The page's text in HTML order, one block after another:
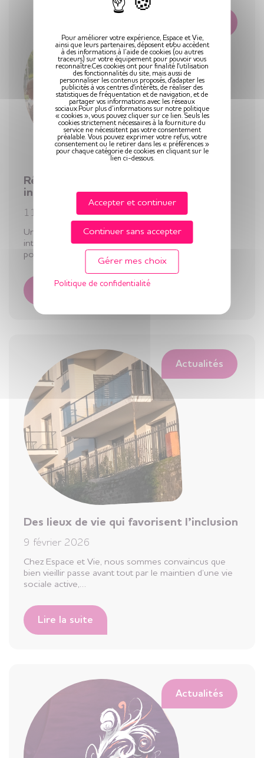
Résidence seniors : l’équilibre entre
intimité et vie collective
11 février 2026
Une organisation qui respecte l’équilibre entre
intimité et vie en communauté Bien vieillir, c’est
pouvoir préserver son intimité tout en…
Lire la suite
Actualités
Des lieux de vie qui favorisent l’inclusion
9 février 2026
Chez Espace et Vie, nous sommes convaincus que
bien vieillir passe avant tout par le maintien d’une vie
sociale active,…
Lire la suite
Actualités
Pour améliorer votre expérience, Espace et Vie,
ainsi que leurs partenaires, déposent et/ou accèdent
à des informations à l’aide de cookies (ou autres
traceurs) sur votre équipement pour pouvoir vous
reconnaître.Ces cookies ont pour finalité l'utilisation
des fonctionnalités du site, mais aussi de
personnaliser les contenus proposés, d'adapter les
publicités à vos centres d'intérêts, de réaliser des
statistiques de fréquentation et de navigation, et de
partager vos informations avec les réseaux
sociaux.Pour plus d’informations sur notre politique
« cookies », vous pouvez cliquer sur ce lien. Seuls les
cookies strictement nécessaires à la fourniture du
service ne nécessitent pas votre consentement
préalable. Vous pouvez exprimer votre refus, votre
consentement ou le retirer dans les « préférences »
pour chaque catégorie de cookies en cliquant sur le
lien ci-dessous.
Accepter et continuer
Continuer sans accepter
Gérer mes choix
Politique de confidentialité